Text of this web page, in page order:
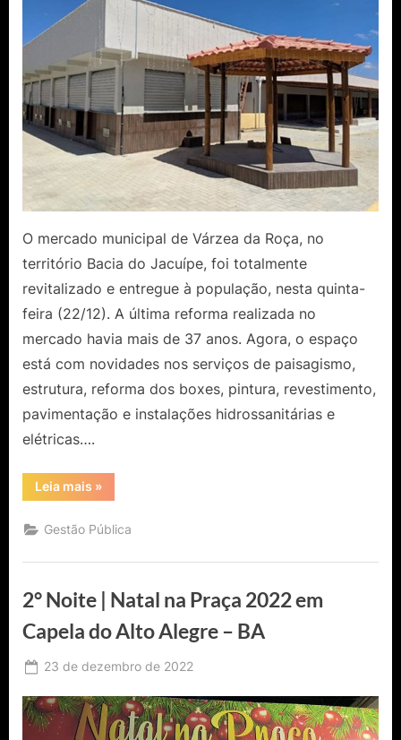
O mercado municipal de Várzea da Roça, no
território Bacia do Jacuípe, foi totalmente
revitalizado e entregue à população, nesta quinta-
feira (22/12). A última reforma realizada no
mercado havia mais de 37 anos. Agora, o espaço
está com novidades nos serviços de paisagismo,
estrutura, reforma dos boxes, pintura, revestimento,
pavimentação e instalações hidrossanitárias e
elétricas….
Leia mais “Agricultores
familiares
entrega
de
mercado
Várzea
da
Roça”
»
Gestão Pública
2° Noite | Natal na Praça 2022 em
Capela do Alto Alegre – BA
Posted
23 de dezembro de 2022
Catureba